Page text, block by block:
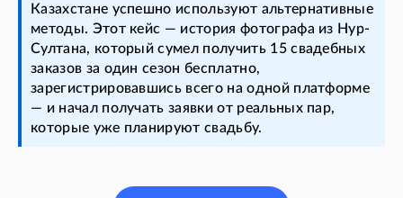
Казахстане успешно используют альтернативные
методы. Этот кейс — история фотографа из Нур-
Султана, который сумел получить 15 свадебных
заказов за один сезон бесплатно,
зарегистрировавшись всего на одной платформе
— и начал получать заявки от реальных пар,
которые уже планируют свадьбу.